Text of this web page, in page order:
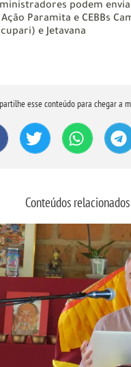
podem
Paramita e CEBBs
e Jetavana
esse conteúdo para chegar a
Conteúdos relacionados